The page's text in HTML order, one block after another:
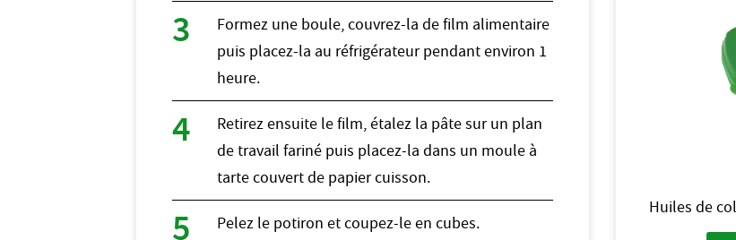
Formez une boule, couvrez-la de film alimentaire
puis placez-la au réfrigérateur pendant environ 1
heure.
Retirez ensuite le film, étalez la pâte sur un plan
de travail fariné puis placez-la dans un moule à
tarte couvert de papier cuisson.
Pelez le potiron et coupez-le en cubes.
Huiles de